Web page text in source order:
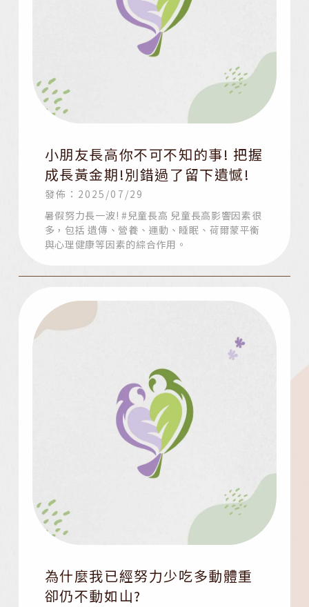
小朋友長高你不可不知的事! 把握
成長黃金期!別錯過了留下遺憾!
發佈：2025/07/29
暑假努力長一波! #兒童長高 兒童長高影響因素很
多，包括 遺傳、營養、運動、睡眠、荷爾蒙平衡
與心理健康等因素的綜合作用。
為什麼我已經努力少吃多動體重
卻仍不動如山?